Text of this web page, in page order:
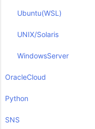
Ubuntu(WSL)
UNIX/Solaris
WindowsServer
OracleCloud
Python
SNS